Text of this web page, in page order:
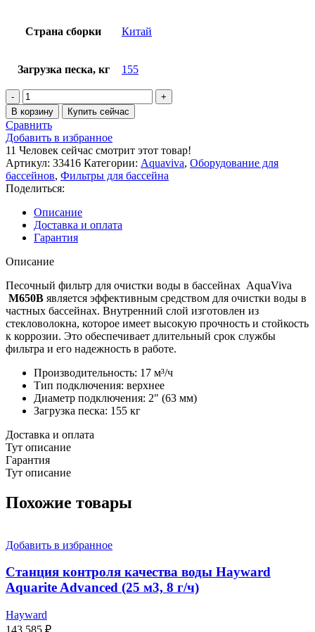
Страна сборки Китай
Загрузка песка, кг 155
Количество
товара
Фильтр
для
очистки
воды
AquaViva
M650B
В корзину Купить сейчас
Сравнить
Добавить в избранное
11 Человек сейчас смотрит этот товар!
Артикул: 33416 Категории: Aquaviva, Оборудование для
бассейнов, Фильтры для бассейна
Поделиться:
Описание
Доставка и оплата
Гарантия
Описание
Песочный фильтр для очистки воды в бассейнах AquaViva
M650B является эффективным средством для очистки воды в
частных бассейнах. Внутренний слой изготовлен из
стекловолокна, которое имеет высокую прочность и стойкость
к коррозии. Это обеспечивает длительный срок службы
фильтра и его надежность в работе.
Производительность: 17 м³/ч
Тип подключения: верхнее
Диаметр подключения: 2″ (63 мм)
Загрузка песка: 155 кг
Доставка и оплата
Тут описание
Гарантия
Тут описание
Похожие товары
Добавить в избранное
Станция контроля качества воды Hayward
Aquarite Advanced (25 м3, 8 г/ч)
Hayward